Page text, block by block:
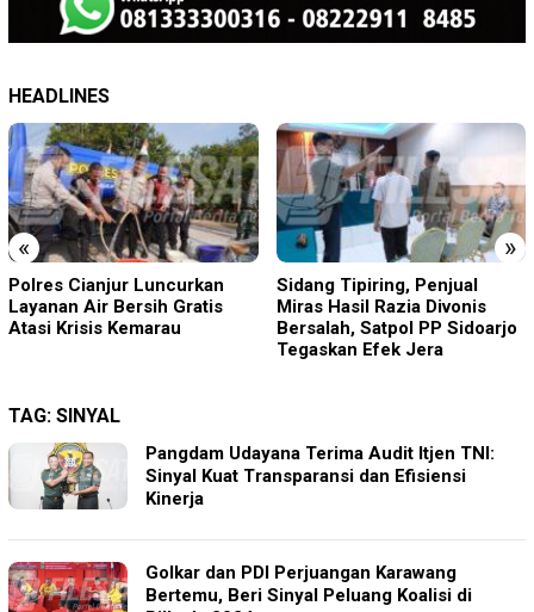
HEADLINES
« »
Sidang Tipiring, Penjual
Miras Hasil Razia Divonis
Bersalah, Satpol PP Sidoarjo
Acep Saepudin (Amang)
Maju Calon Kepala Desa
Sukamanah, Usung Visi
“ASRI”
TAG: SINYAL
Pangdam Udayana Terima Audit Itjen TNI:
Sinyal Kuat Transparansi dan Efisiensi
Kinerja
Golkar dan PDI Perjuangan Karawang
Bertemu, Beri Sinyal Peluang Koalisi di